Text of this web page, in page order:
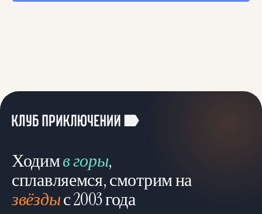
Ходимв горы,
сплавляемся, смотрим на
звёздыс 2003 года